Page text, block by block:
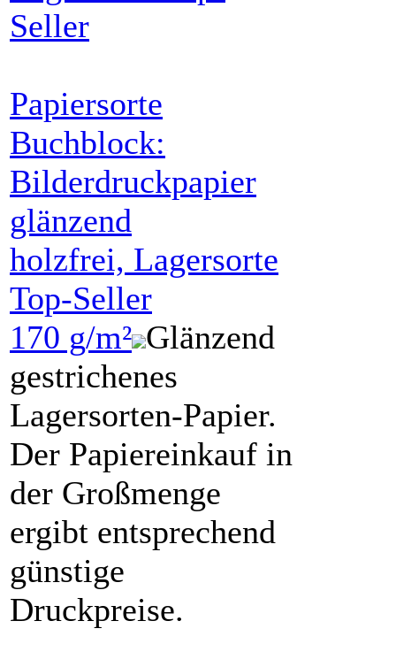
Papiersorte
Buchblock:
Bilderdruckpapier
glänzend
holzfrei, Lagersorte
Top-Seller
170 g/m² Glänzend
gestrichenes
Lagersorten-Papier.
Der Papiereinkauf in
der Großmenge
ergibt entsprechend
günstige
Druckpreise.